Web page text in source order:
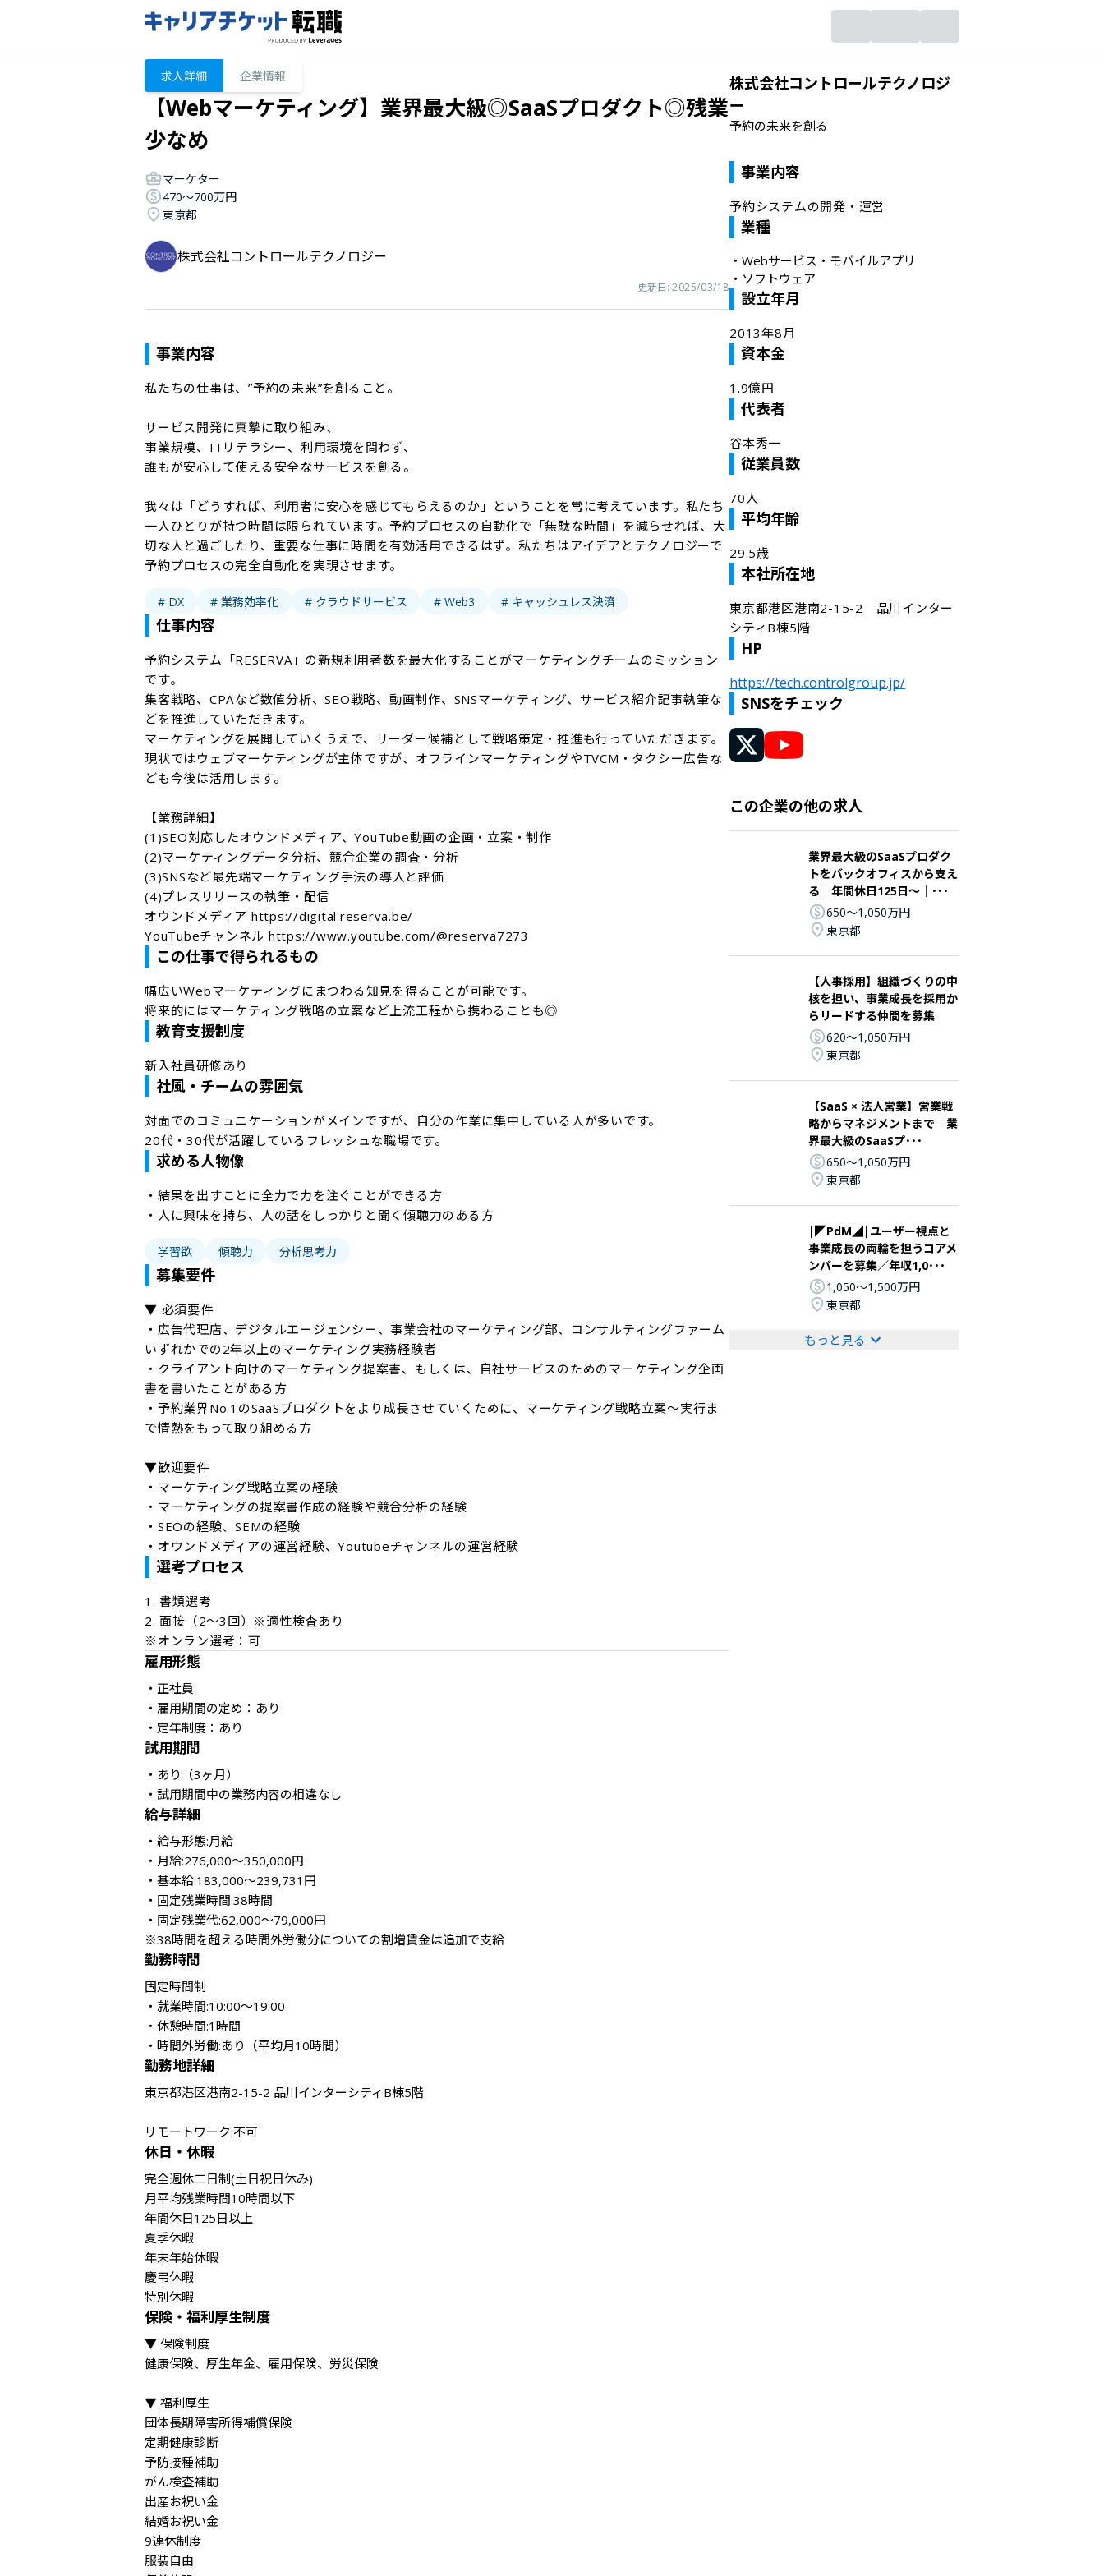
求人詳細 企業情報
【Webマーケティング】業界最大級◎SaaSプロダクト◎残業
少なめ
マーケター
470〜700万円
東京都
株式会社コントロールテクノロジー
更新日: 2025/03/18
事業内容
私たちの仕事は、”予約の未来”を創ること。
サービス開発に真摯に取り組み、
事業規模、ITリテラシー、利用環境を問わず、
誰もが安心して使える安全なサービスを創る。
我々は「どうすれば、利用者に安心を感じてもらえるのか」ということを常に考えています。私たち
一人ひとりが持つ時間は限られています。予約プロセスの自動化で「無駄な時間」を減らせれば、大
切な人と過ごしたり、重要な仕事に時間を有効活用できるはず。私たちはアイデアとテクノロジーで
予約プロセスの完全自動化を実現させます。
# DX # 業務効率化 # クラウドサービス # Web3 # キャッシュレス決済
仕事内容
予約システム「RESERVA」の新規利用者数を最大化することがマーケティングチームのミッション
です。
集客戦略、CPAなど数値分析、SEO戦略、動画制作、SNSマーケティング、サービス紹介記事執筆な
どを推進していただきます。
マーケティングを展開していくうえで、リーダー候補として戦略策定・推進も行っていただきます。
現状ではウェブマーケティングが主体ですが、オフラインマーケティングやTVCM・タクシー広告な
ども今後は活用します。
【業務詳細】
(1)SEO対応したオウンドメディア、YouTube動画の企画・立案・制作
(2)マーケティングデータ分析、競合企業の調査・分析
(3)SNSなど最先端マーケティング手法の導入と評価
(4)プレスリリースの執筆・配信
オウンドメディア https://digital.reserva.be/
YouTubeチャンネル https://www.youtube.com/@reserva7273
この仕事で得られるもの
幅広いWebマーケティングにまつわる知見を得ることが可能です。
将来的にはマーケティング戦略の立案など上流工程から携わることも◎
教育支援制度
新入社員研修あり
社風・チームの雰囲気
対面でのコミュニケーションがメインですが、自分の作業に集中している人が多いです。
20代・30代が活躍しているフレッシュな職場です。
求める人物像
・結果を出すことに全力で力を注ぐことができる方
・人に興味を持ち、人の話をしっかりと聞く傾聴力のある方
学習欲 傾聴力 分析思考力
募集要件
▼ 必須要件
・広告代理店、デジタルエージェンシー、事業会社のマーケティング部、コンサルティングファーム
いずれかでの2年以上のマーケティング実務経験者
・クライアント向けのマーケティング提案書、もしくは、自社サービスのためのマーケティング企画
書を書いたことがある方
・予約業界No.1のSaaSプロダクトをより成長させていくために、マーケティング戦略立案～実行ま
で情熱をもって取り組める方
▼歓迎要件
・マーケティング戦略立案の経験
・マーケティングの提案書作成の経験や競合分析の経験
・SEOの経験、SEMの経験
・オウンドメディアの運営経験、Youtubeチャンネルの運営経験
選考プロセス
1. 書類選考
2. 面接（2～3回）※適性検査あり
※オンラン選考：可
雇用形態
・正社員
・雇用期間の定め：あり
・定年制度：あり
試用期間
・あり（3ヶ月）
・試用期間中の業務内容の相違なし
給与詳細
・給与形態:月給
・月給:276,000～350,000円
・基本給:183,000～239,731円
・固定残業時間:38時間
・固定残業代:62,000～79,000円
※38時間を超える時間外労働分についての割増賃金は追加で支給
勤務時間
固定時間制
・就業時間:10:00～19:00
・休憩時間:1時間
・時間外労働:あり（平均月10時間）
勤務地詳細
東京都港区港南2-15-2 品川インターシティB棟5階
リモートワーク:不可
休日・休暇
完全週休二日制(土日祝日休み)
月平均残業時間10時間以下
年間休日125日以上
夏季休暇
年末年始休暇
慶弔休暇
特別休暇
保険・福利厚生制度
▼ 保険制度
健康保険、厚生年金、雇用保険、労災保険
▼ 福利厚生
団体長期障害所得補償保険
定期健康診断
予防接種補助
がん検査補助
出産お祝い金
結婚お祝い金
9連休制度
服装自由
株式会社コントロールテクノロジ
ー
予約の未来を創る
事業内容
予約システムの開発・運営
業種
・ Webサービス・モバイルアプリ
・ ソフトウェア
設立年月
2013年8月
資本金
1.9億円
代表者
谷本秀一
従業員数
70人
平均年齢
29.5歳
本社所在地
東京都港区港南2-15-2　品川インター
シティB棟5階
HP
https://tech.controlgroup.jp/
SNSをチェック
この企業の他の求人
業界最大級のSaaSプロダク
トをバックオフィスから支え
る｜年間休日125日～｜･･･
650〜1,050万円
東京都
【人事採用】組織づくりの中
核を担い、事業成長を採用か
らリードする仲間を募集
620〜1,050万円
東京都
【SaaS × 法人営業】営業戦
略からマネジメントまで｜業
界最大級のSaaSプ･･･
650〜1,050万円
東京都
|◤PdM◢|ユーザー視点と
事業成長の両輪を担うコアメ
ンバーを募集／年収1,0･･･
1,050〜1,500万円
東京都
もっと見る